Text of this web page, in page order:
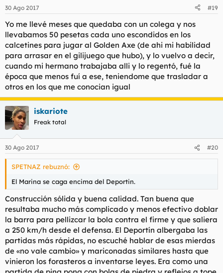
30 Ago 2017 #19
Yo me llevé meses que quedaba con un colega y nos
llevabamos 50 pesetas cada uno escondidos en los
calcetines para jugar al Golden Axe (de ahi mi habilidad
para arrasar en el gilijuego que hubo), y lo vuelvo a decir,
cuando mi hermano trabajaba alli y lo regentó, fué la
época que menos fuí a ese, teniendome que trasladar a
otros en los que me conocian igual
iskariote
Freak total
30 Ago 2017 #20
SPETNAZ rebuznó:
El Marina se caga encima del Deportin.
Construcción sólida y buena calidad. Tan buena que
resultaba mucho más complicado y menos efectivo doblar
la barra para pellizcar la bola contra el firme y que saliera
a 250 km/h desde el defensa. El Deportín albergaba las
partidas más rápidas, no escuché hablar de esas mierdas
de «no vale cambio» y mariconadas similares hasta que
vinieron los forasteros a inventarse leyes. Era como una